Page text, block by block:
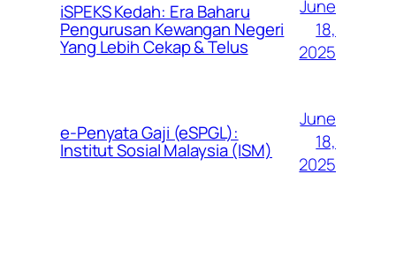
iSPEKS Kedah: Era Baharu
Pengurusan Kewangan Negeri
Yang Lebih Cekap & Telus
June
18,
2025
e-Penyata Gaji (eSPGL):
Institut Sosial Malaysia (ISM)
June
18,
2025